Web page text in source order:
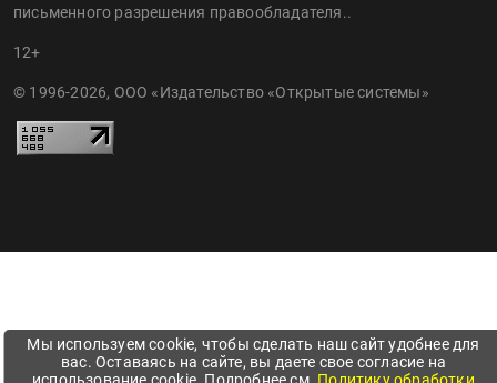
письменного разрешения правообладателя..
12+
© 1996-2026, ООО «Издательство «Открытые системы»
Мы используем cookie, чтобы сделать наш сайт удобнее для
вас. Оставаясь на сайте, вы даете свое согласие на